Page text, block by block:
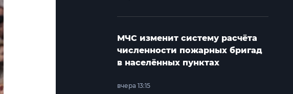
МЧС изменит систему расчёта
численности пожарных бригад
в населённых пунктах
вчера 13:15